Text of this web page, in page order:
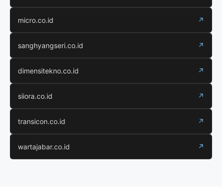
micro.co.id ↗
sanghyangseri.co.id ↗
dimensitekno.co.id ↗
siiora.co.id ↗
transicon.co.id ↗
wartajabar.co.id ↗